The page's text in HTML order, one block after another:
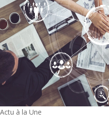
Actu à la Une